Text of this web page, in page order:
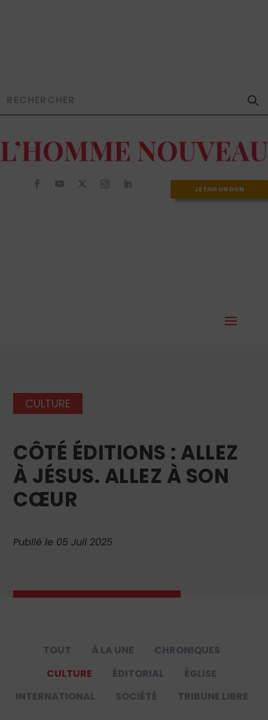
JE FAIS UN DON
CULTURE
CÔTÉ ÉDITIONS : ALLEZ
À JÉSUS. ALLEZ À SON
CŒUR
Publié le 05 Juil 2025
TOUT À LA UNE
CHRONIQUES
CULTURE
ÉDITORIAL
ÉGLISE
INTERNATIONAL
SOCIÉTÉ TRIBUNE LIBRE